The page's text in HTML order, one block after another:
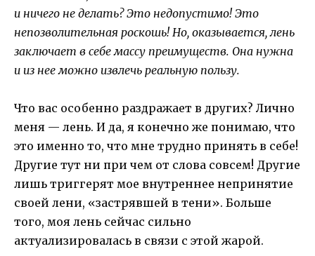
и ничего не делать? Это недопустимо! Это
непозволительная роскошь! Но, оказывается, лень
заключает в себе массу преимуществ. Она нужна
и из нее можно извлечь реальную пользу.
Что вас особенно раздражает в других? Лично
меня — лень. И да, я конечно же понимаю, что
это именно то, что мне трудно принять в себе!
Другие тут ни при чем от слова совсем! Другие
лишь триггерят мое внутреннее непринятие
своей лени, «застрявшей в тени». Больше
того, моя лень сейчас сильно
актуализировалась в связи с этой жарой.